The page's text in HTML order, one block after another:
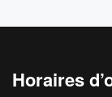
Horaires